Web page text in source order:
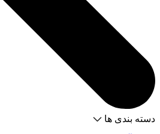
دسته بندی ها